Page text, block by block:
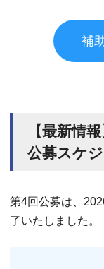
補
【最新情
公募スケ
第4回公募は、
了いたしました。